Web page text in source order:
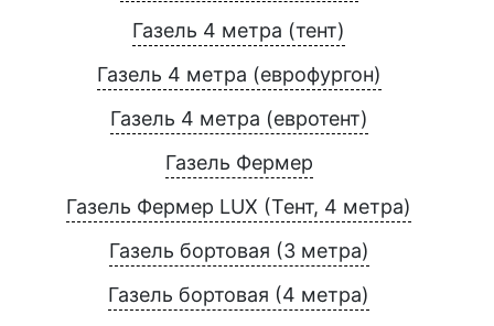
Газель 4 метра (тент)
Газель 4 метра (еврофургон)
Газель 4 метра (евротент)
Газель Фермер
Газель Фермер LUX (Тент, 4 метра)
Газель бортовая (3 метра)
Газель бортовая (4 метра)